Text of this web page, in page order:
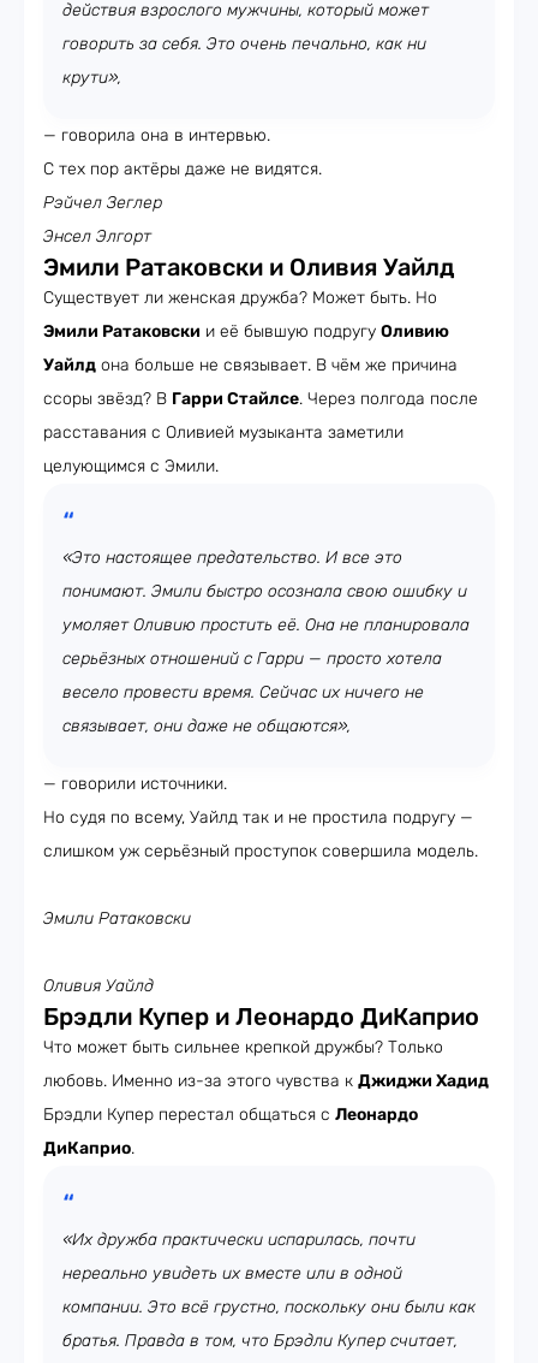
действия взрослого мужчины, который может
говорить за себя. Это очень печально, как ни
крути»,
— говорила она в интервью.
С тех пор актёры даже не видятся.
Рэйчел Зеглер
Энсел Элгорт
Эмили Ратаковски и Оливия Уайлд
Существует ли женская дружба? Может быть. Но
Эмили Ратаковски и её бывшую подругу Оливию
Уайлд она больше не связывает. В чём же причина
ссоры звёзд? В Гарри Стайлсе. Через полгода после
расставания с Оливией музыканта заметили
целующимся с Эмили.
«Это настоящее предательство. И все это
понимают. Эмили быстро осознала свою ошибку и
умоляет Оливию простить её. Она не планировала
серьёзных отношений с Гарри — просто хотела
весело провести время. Сейчас их ничего не
связывает, они даже не общаются»,
— говорили источники.
Но судя по всему, Уайлд так и не простила подругу —
слишком уж серьёзный проступок совершила модель.
Эмили Ратаковски
Оливия Уайлд
Брэдли Купер и Леонардо ДиКаприо
Что может быть сильнее крепкой дружбы? Только
любовь. Именно из-за этого чувства к Джиджи Хадид
Брэдли Купер перестал общаться с Леонардо
ДиКаприо.
«Их дружба практически испарилась, почти
нереально увидеть их вместе или в одной
компании. Это всё грустно, поскольку они были как
братья. Правда в том, что Брэдли Купер считает,